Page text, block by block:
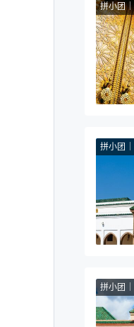
拼小团
拼小团
拼小团